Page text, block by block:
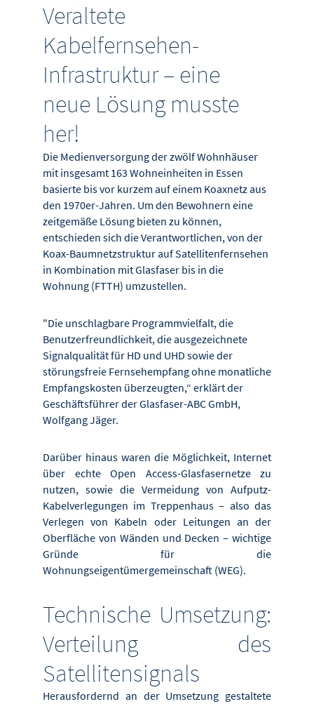
Veraltete
Kabelfernsehen-
Infrastruktur – eine
neue Lösung musste
her!
Die Medienversorgung der zwölf Wohnhäuser
mit insgesamt 163 Wohneinheiten in Essen
basierte bis vor kurzem auf einem Koaxnetz aus
den 1970er-Jahren. Um den Bewohnern eine
zeitgemäße Lösung bieten zu können,
entschieden sich die Verantwortlichen, von der
Koax-Baumnetzstruktur auf Satellitenfernsehen
in Kombination mit Glasfaser bis in die
Wohnung (FTTH) umzustellen.
"Die unschlagbare Programmvielfalt, die
Benutzerfreundlichkeit, die ausgezeichnete
Signalqualität für HD und UHD sowie der
störungsfreie Fernsehempfang ohne monatliche
Empfangskosten überzeugten,“ erklärt der
Geschäftsführer der Glasfaser-ABC GmbH,
Wolfgang Jäger.
Darüber hinaus waren die Möglichkeit, Internet
über echte Open Access-Glasfasernetze zu
nutzen, sowie die Vermeidung von Aufputz-
Kabelverlegungen im Treppenhaus – also das
Verlegen von Kabeln oder Leitungen an der
Oberfläche von Wänden und Decken – wichtige
Gründe für die
Wohnungseigentümergemeinschaft (WEG).
Technische Umsetzung:
Verteilung des
Satellitensignals
Herausfordernd an der Umsetzung gestaltete